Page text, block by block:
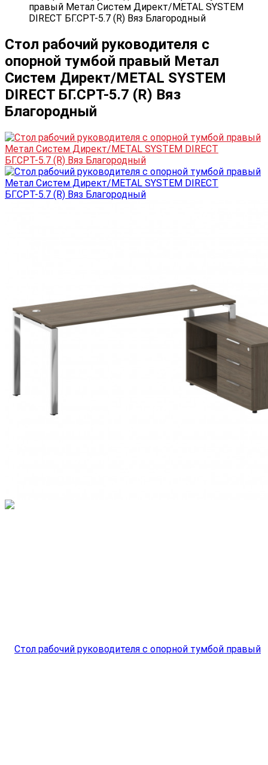
правый Метал Систем Директ/METAL SYSTEM
DIRECT БГ.СРТ-5.7 (R) Вяз Благородный
Стол рабочий руководителя с
опорной тумбой правый Метал
Систем Директ/METAL SYSTEM
DIRECT БГ.СРТ-5.7 (R) Вяз
Благородный